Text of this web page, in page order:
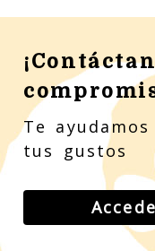
Te
tus gustos